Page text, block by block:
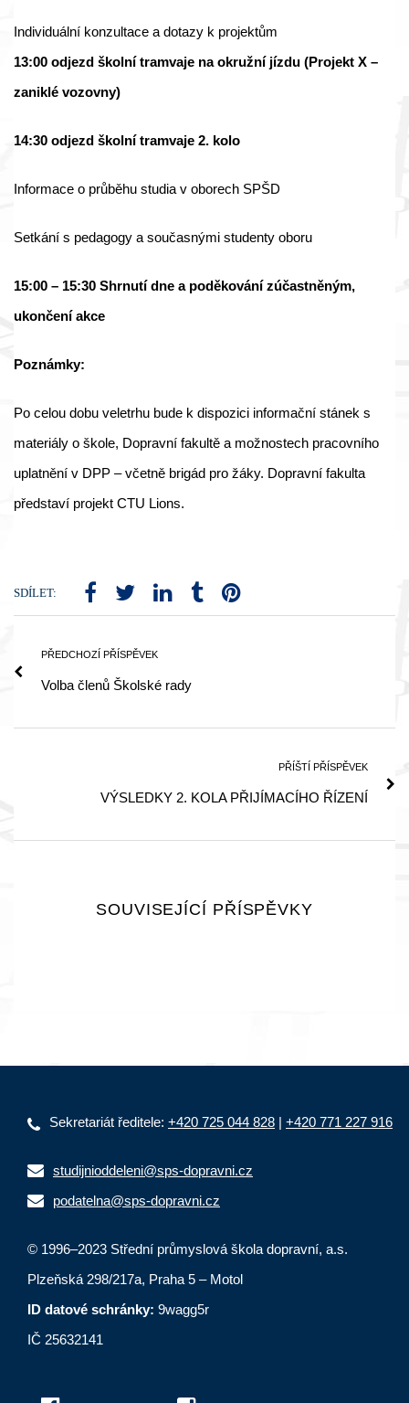
Individuální konzultace a dotazy k projektům
13:00 odjezd školní tramvaje na okružní jízdu (Projekt X –
zaniklé vozovny)
14:30 odjezd školní tramvaje 2. kolo
Informace o průběhu studia v oborech SPŠD
Setkání s pedagogy a současnými studenty oboru
15:00 – 15:30 Shrnutí dne a poděkování zúčastněným,
ukončení akce
Poznámky:
Po celou dobu veletrhu bude k dispozici informační stánek s
materiály o škole, Dopravní fakultě a možnostech pracovního
uplatnění v DPP – včetně brigád pro žáky. Dopravní fakulta
představí projekt CTU Lions.
SDÍLET:
PŘEDCHOZÍ PŘÍSPĚVEK
Volba členů Školské rady
PŘÍŠTÍ PŘÍSPĚVEK
VÝSLEDKY 2. KOLA PŘIJÍMACÍHO ŘÍZENÍ
SOUVISEJÍCÍ PŘÍSPĚVKY
Sekretariát ředitele: +420 725 044 828 | +420 771 227 916
studijnioddeleni@sps-dopravni.cz
podatelna@sps-dopravni.cz
© 1996–2023 Střední průmyslová škola dopravní, a.s.
Plzeňská 298/217a, Praha 5 – Motol
ID datové schránky: 9wagg5r
IČ 25632141